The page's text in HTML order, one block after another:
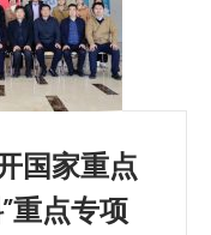
国家重点
重点专项